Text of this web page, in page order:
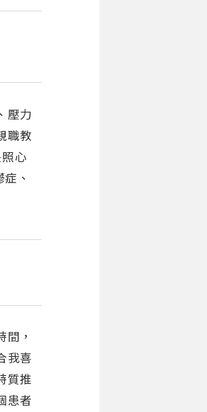
壓力
職教
心
、
，
我喜
質推
患者